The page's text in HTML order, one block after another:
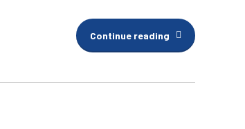
Continue reading